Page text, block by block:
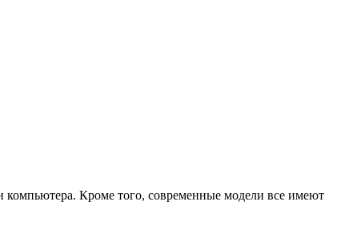
Кроме того, современные модели все имеют